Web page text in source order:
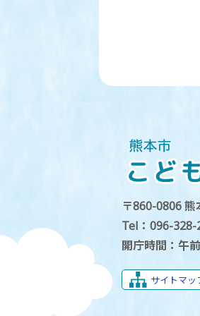
〒860-0806
Tel：096-328-
開庁時間：午
サイトマッ